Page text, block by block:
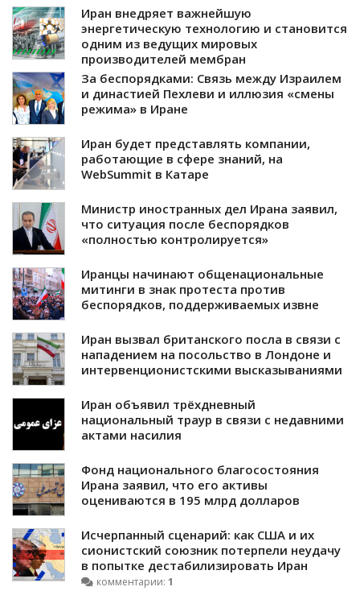
Иран внедряет важнейшую
энергетическую технологию и становится
одним из ведущих мировых
производителей мембран
За беспорядками: Связь между Израилем
и династией Пехлеви и иллюзия «смены
режима» в Иране
Иран будет представлять компании,
работающие в сфере знаний, на
WebSummit в Катаре
Министр иностранных дел Ирана заявил,
что ситуация после беспорядков
«полностью контролируется»
Иранцы начинают общенациональные
митинги в знак протеста против
беспорядков, поддерживаемых извне
Иран вызвал британского посла в связи с
нападением на посольство в Лондоне и
интервенционистскими высказываниями
Иран объявил трёхдневный
национальный траур в связи с недавними
актами насилия
Фонд национального благосостояния
Ирана заявил, что его активы
оцениваются в 195 млрд долларов
Исчерпанный сценарий: как США и их
сионистский союзник потерпели неудачу
в попытке дестабилизировать Иран
комментарии: 1